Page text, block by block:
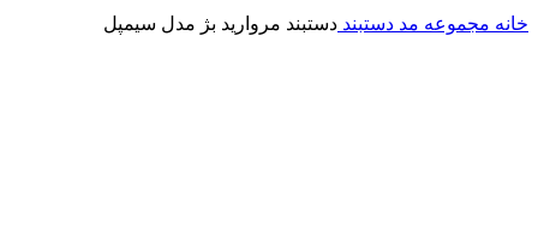
خانه مجموعه مد دستبند دستبند مروارید بژ مدل سیمپل